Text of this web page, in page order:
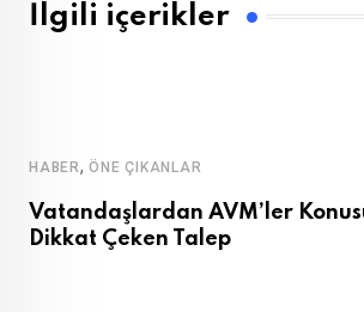
İlgili içerikler
HABER, ÖNE ÇIKANLAR
Vatandaşlardan AVM’ler
Dikkat Çeken Talep